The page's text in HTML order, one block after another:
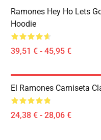
Ramones Hey Ho Lets
Hoodie
39,51 € - 45,95 €
El Ramones Camiseta
24,38 € - 28,06 €